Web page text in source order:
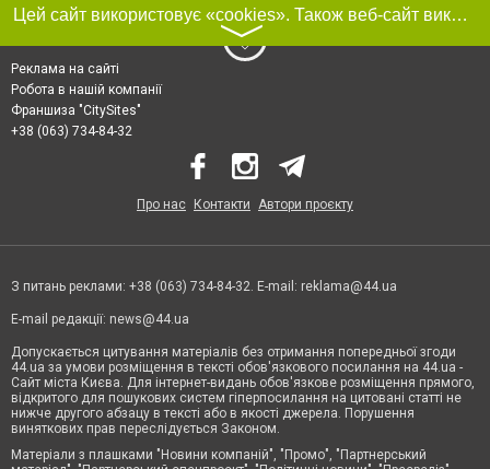
Цей сайт використовує «cookies». Також веб-сайт використовує інтернет-сервіс для збору технічних даних стосовно відвідувачів з метою отримання маркетингової та статистичної інформації. Умови обробки даних відвідувачів сайту див.
〉
Реклама на сайті
Робота в нашій компанії
Франшиза "CitySites"
+38 (063) 734-84-32
Про нас Контакти Автори проєкту
З питань реклами: +38 (063) 734-84-32. E-mail: reklama@44.ua
E-mail редакції: news@44.ua
Допускається цитування матеріалів без отримання попередньої згоди
44.ua за умови розміщення в тексті обов'язкового посилання на 44.ua -
Сайт міста Києва. Для інтернет-видань обов'язкове розміщення прямого,
відкритого для пошукових систем гіперпосилання на цитовані статті не
нижче другого абзацу в тексті або в якості джерела. Порушення
виняткових прав переслідується Законом.
Матеріали з плашками "Новини компаній", "Промо", "Партнерський